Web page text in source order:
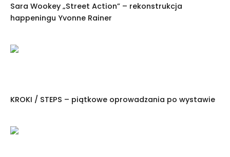
Sara Wookey „Street Action” – rekonstrukcja
happeningu Yvonne Rainer
KROKI / STEPS – piątkowe oprowadzania po wystawie